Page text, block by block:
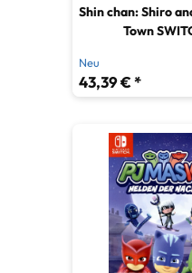
Shin chan: Shiro
Town
Neu
43,39 € *